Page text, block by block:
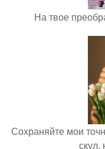
На твое
Сохраняйте мои
скул,